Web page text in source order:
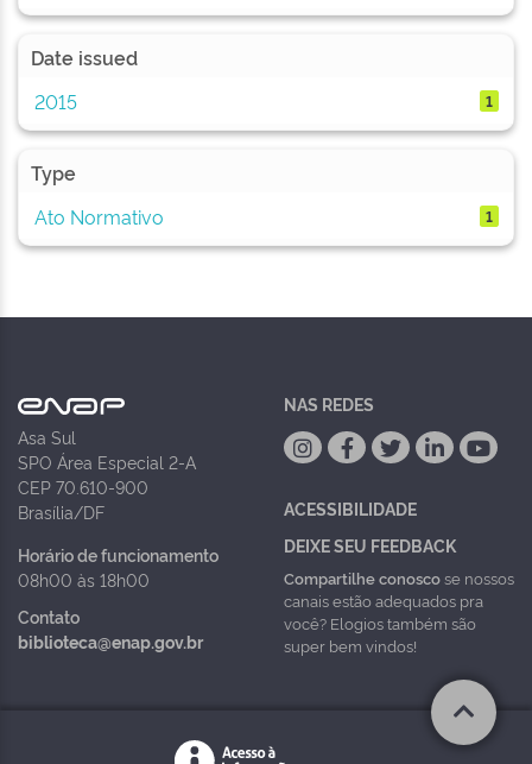
Date issued
2015
1
Type
Ato Normativo
1
Asa Sul
SPO Área Especial 2-A
CEP 70.610-900
Brasília/DF
Horário de funcionamento
08h00 às 18h00
Contato
biblioteca@enap.gov.br
NAS REDES
ACESSIBILIDADE
DEIXE SEU FEEDBACK
Compartilhe conoscose nossos
canais estão adequados pra
você? Elogios também são
super bem vindos!